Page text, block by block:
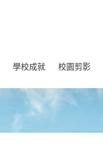
學校成就 校園剪影